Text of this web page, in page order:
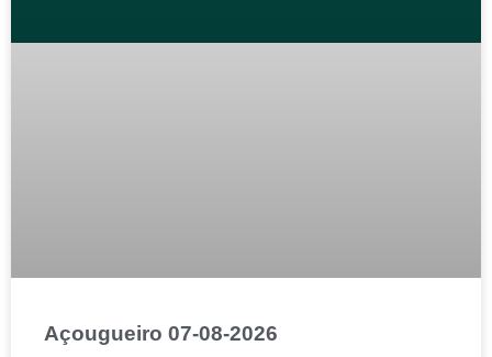
Açougueiro 07-08-2026